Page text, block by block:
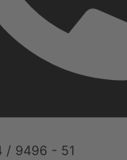
/ 9496 - 51